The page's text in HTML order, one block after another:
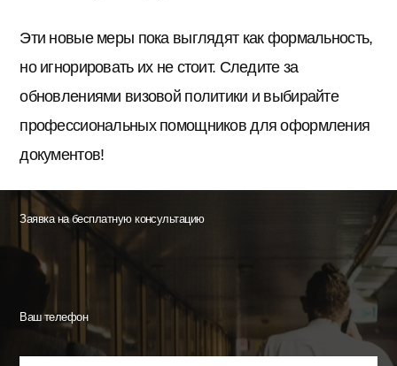
Эти новые меры пока выглядят как формальность,
но игнорировать их не стоит. Следите за
обновлениями визовой политики и выбирайте
профессиональных помощников для оформления
документов!
Заявка на бесплатную консультацию
Ваш телефон